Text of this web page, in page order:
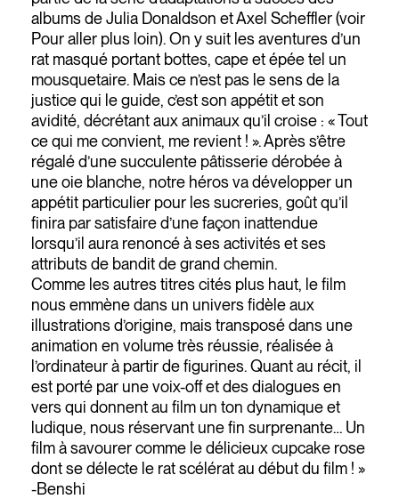
albums de Julia Donaldson et Axel Scheffler (voir
Pour aller plus loin). On y suit les aventures d’un
rat masqué portant bottes, cape et épée tel un
mousquetaire. Mais ce n’est pas le sens de la
justice qui le guide, c’est son appétit et son
avidité, décrétant aux animaux qu’il croise : « Tout
ce qui me convient, me revient ! ». Après s’être
régalé d’une succulente pâtisserie dérobée à
une oie blanche, notre héros va développer un
appétit particulier pour les sucreries, goût qu’il
finira par satisfaire d’une façon inattendue
lorsqu’il aura renoncé à ses activités et ses
attributs de bandit de grand chemin.
Comme les autres titres cités plus haut, le film
nous emmène dans un univers fidèle aux
illustrations d’origine, mais transposé dans une
animation en volume très réussie, réalisée à
l’ordinateur à partir de figurines. Quant au récit, il
est porté par une voix-off et des dialogues en
vers qui donnent au film un ton dynamique et
ludique, nous réservant une fin surprenante… Un
film à savourer comme le délicieux cupcake rose
dont se délecte le rat scélérat au début du film ! »
-Benshi